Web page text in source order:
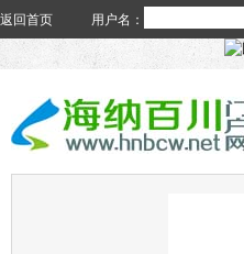
返回首页 用户名：